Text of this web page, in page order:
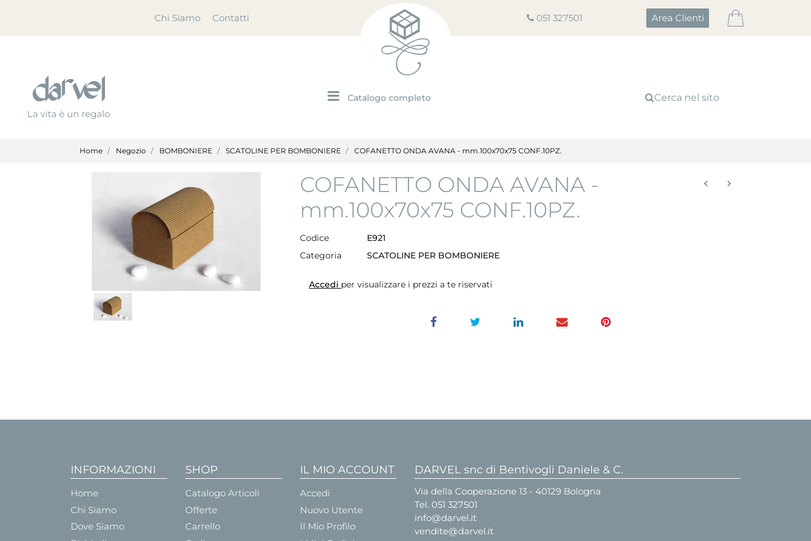
Chi Siamo Contatti 051 327501 Area Clienti
La vita è un regalo
Open menu Cerca nel sito
Home Negozio BOMBONIERE SCATOLINE PER BOMBONIERE COFANETTO ONDA AVANA - mm.100x70x75 CONF.10PZ.
COFANETTO ONDA AVANA -
mm.100x70x75 CONF.10PZ.
Codice
E921
Categoria
SCATOLINE PER BOMBONIERE
Accedi per visualizzare i prezzi a te riservati
INFORMAZIONI
Home
Chi Siamo
Dove Siamo
SHOP
Catalogo Articoli
Offerte
Carrello
IL MIO ACCOUNT
Accedi
Nuovo Utente
Il Mio Profilo
DARVEL snc di Bentivogli Daniele & C.
Via della Cooperazione 13 - 40129 Bologna
Tel. 051 327501
info@darvel.it
vendite@darvel.it